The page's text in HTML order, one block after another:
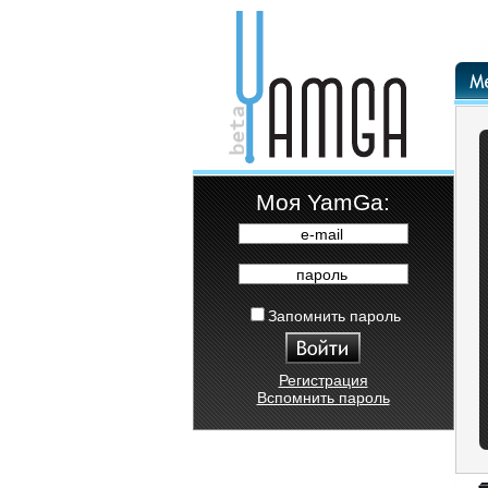
Moя YamGa:
e-mail
пароль
Запомнить пароль
Регистрация
Вспомнить пароль